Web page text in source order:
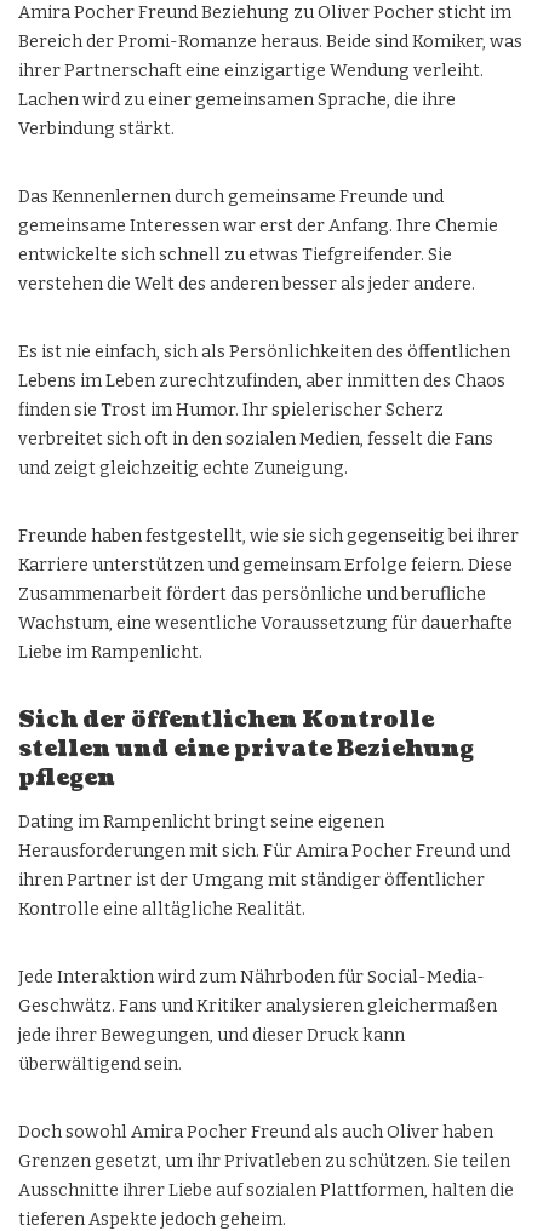
Amira Pocher Freund Beziehung zu Oliver Pocher sticht im
Bereich der Promi-Romanze heraus. Beide sind Komiker, was
ihrer Partnerschaft eine einzigartige Wendung verleiht.
Lachen wird zu einer gemeinsamen Sprache, die ihre
Verbindung stärkt.
Das Kennenlernen durch gemeinsame Freunde und
gemeinsame Interessen war erst der Anfang. Ihre Chemie
entwickelte sich schnell zu etwas Tiefgreifender. Sie
verstehen die Welt des anderen besser als jeder andere.
Es ist nie einfach, sich als Persönlichkeiten des öffentlichen
Lebens im Leben zurechtzufinden, aber inmitten des Chaos
finden sie Trost im Humor. Ihr spielerischer Scherz
verbreitet sich oft in den sozialen Medien, fesselt die Fans
und zeigt gleichzeitig echte Zuneigung.
Freunde haben festgestellt, wie sie sich gegenseitig bei ihrer
Karriere unterstützen und gemeinsam Erfolge feiern. Diese
Zusammenarbeit fördert das persönliche und berufliche
Wachstum, eine wesentliche Voraussetzung für dauerhafte
Liebe im Rampenlicht.
Sich der öffentlichen Kontrolle
stellen und eine private Beziehung
pflegen
Dating im Rampenlicht bringt seine eigenen
Herausforderungen mit sich. Für Amira Pocher Freund und
ihren Partner ist der Umgang mit ständiger öffentlicher
Kontrolle eine alltägliche Realität.
Jede Interaktion wird zum Nährboden für Social-Media-
Geschwätz. Fans und Kritiker analysieren gleichermaßen
jede ihrer Bewegungen, und dieser Druck kann
überwältigend sein.
Doch sowohl Amira Pocher Freund als auch Oliver haben
Grenzen gesetzt, um ihr Privatleben zu schützen. Sie teilen
Ausschnitte ihrer Liebe auf sozialen Plattformen, halten die
tieferen Aspekte jedoch geheim.